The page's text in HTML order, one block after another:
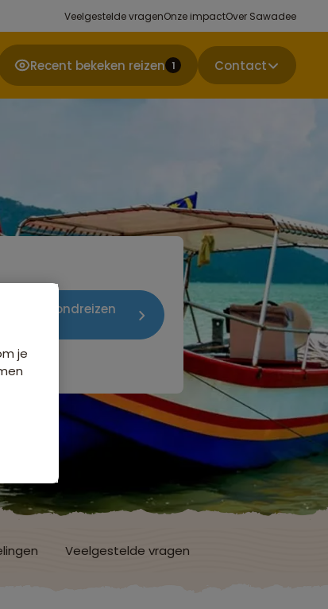
Veelgestelde vragenOnze impactOver Sawadee
Recent bekeken reizen 1 Contact
Groepsrondreizen
Veelgestelde vragen
je